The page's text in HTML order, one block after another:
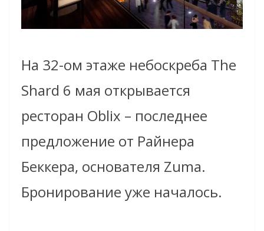
На 32-ом этаже небоскреба The
Shard 6 мая открывается
ресторан Oblix – последнее
предложение от Райнера
Беккера, основателя Zuma.
Бронирование уже началось.